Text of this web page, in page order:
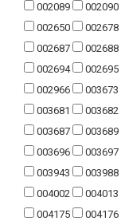
002089
002090
002650
002678
002687
002688
002694
002695
002966
003673
003681
003682
003687
003689
003696
003697
003943
003988
004002
004013
004175
004176